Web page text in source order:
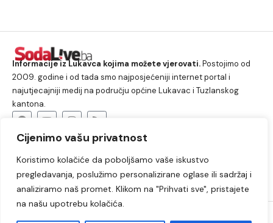
Cijenimo vašu privatnost
Koristimo kolačiće da poboljšamo vaše iskustvo
pregledavanja, poslužimo personalizirane oglase ili sadržaj i
analiziramo naš promet. Klikom na "Prihvati sve", pristajete
na našu upotrebu kolačića.
Informacije iz Lukavca kojima možete vjerovati.Postojimo od
2009. godine i od tada smo najposjećeniji internet portal i
najutjecajniji medij na području općine Lukavac i Tuzlanskog
kantona.
Lukavac Društvo Crna hronika
Sport
Kultura
Kolumne Slobodno vrijeme